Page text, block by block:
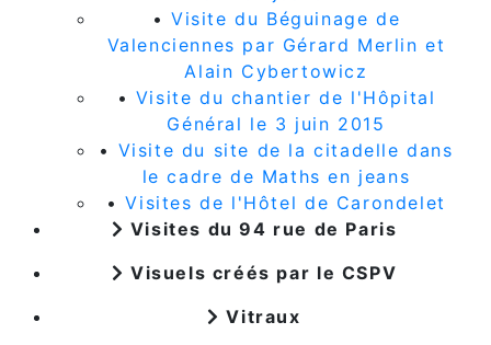
• Visite du Béguinage de
Valenciennes par Gérard Merlin et
Alain Cybertowicz
• Visite du chantier de l'Hôpital
Général le 3 juin 2015
• Visite du site de la citadelle dans
le cadre de Maths en jeans
•Visites de l'Hôtel de Carondelet
Visites du 94 rue de Paris
Visuels créés par le CSPV
Vitraux